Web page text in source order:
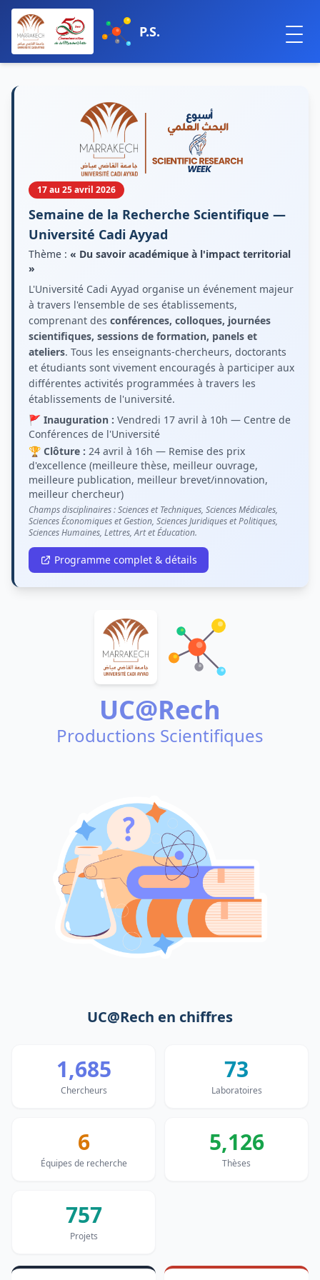
P.S.
17 au 25 avril 2026
Semaine de la Recherche Scientifique —
Université Cadi Ayyad
Thème : « Du savoir académique à l'impact territorial
»
L'Université Cadi Ayyad organise un événement majeur
à travers l'ensemble de ses établissements,
comprenant des conférences, colloques, journées
scientifiques, sessions de formation, panels et
ateliers. Tous les enseignants-chercheurs, doctorants
et étudiants sont vivement encouragés à participer aux
différentes activités programmées à travers les
établissements de l'université.
🚩 Inauguration : Vendredi 17 avril à 10h — Centre de
Conférences de l'Université
🏆 Clôture : 24 avril à 16h — Remise des prix
d'excellence (meilleure thèse, meilleur ouvrage,
meilleure publication, meilleur brevet/innovation,
meilleur chercheur)
Champs disciplinaires : Sciences et Techniques, Sciences Médicales,
Sciences Économiques et Gestion, Sciences Juridiques et Politiques,
Sciences Humaines, Lettres, Art et Éducation.
Programme complet & détails
UC@Rech
Productions Scientifiques
UC@Rech en chiffres
1,685
Chercheurs
73
Laboratoires
6
Équipes de recherche
5,126
Thèses
757
Projets